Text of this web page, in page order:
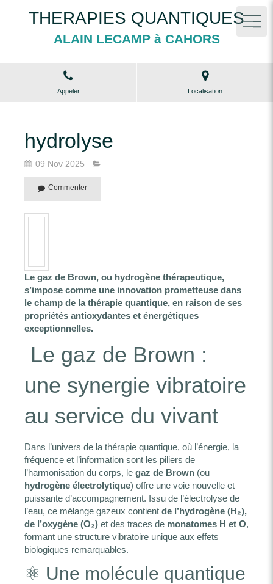
THERAPIES QUANTIQUES
ALAIN LECAMP à CAHORS
Appeler Localisation
hydrolyse
09 Nov 2025
Commenter
Le gaz de Brown, ou hydrogène thérapeutique,
s’impose comme une innovation prometteuse dans
le champ de la thérapie quantique, en raison de ses
propriétés antioxydantes et énergétiques
exceptionnelles.
️ Le gaz de Brown :
une synergie vibratoire
au service du vivant
Dans l’univers de la thérapie quantique, où l’énergie, la
fréquence et l’information sont les piliers de
l’harmonisation du corps, le gaz de Brown (ou
hydrogène électrolytique) offre une voie nouvelle et
puissante d’accompagnement. Issu de l’électrolyse de
l’eau, ce mélange gazeux contient de l’hydrogène (H₂),
de l’oxygène (O₂) et des traces de monatomes H et O,
formant une structure vibratoire unique aux effets
biologiques remarquables.
⚛️ Une molécule quantique